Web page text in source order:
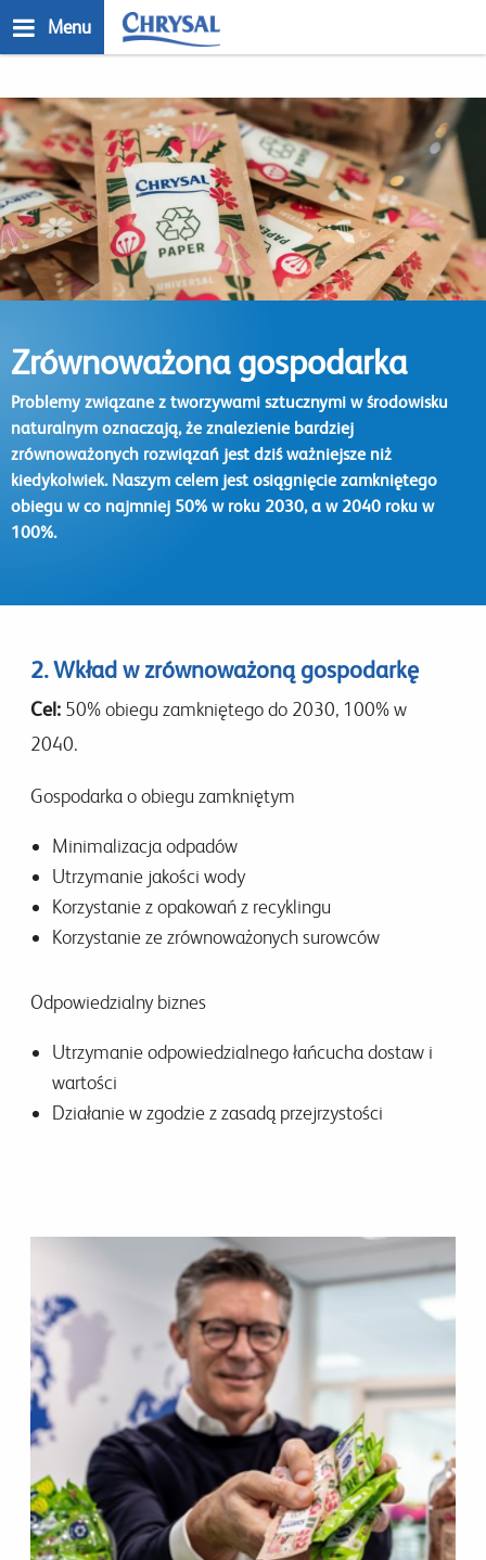
do
Menu
Zrównoważona gospodarka
Problemy związane z tworzywami sztucznymi w środowisku
naturalnym oznaczają, że znalezienie bardziej
zrównoważonych rozwiązań jest dziś ważniejsze niż
kiedykolwiek. Naszym celem jest osiągnięcie zamkniętego
obiegu w co najmniej 50% w roku 2030, a w 2040 roku w
100%.
2. Wkład w zrównoważoną gospodarkę
Cel: 50% obiegu zamkniętego do 2030, 100% w
2040.
Gospodarka o obiegu zamkniętym
Minimalizacja odpadów
Utrzymanie jakości wody
Korzystanie z opakowań z recyklingu
Korzystanie ze zrównoważonych surowców
Odpowiedzialny biznes
Utrzymanie odpowiedzialnego łańcucha dostaw i
wartości
Działanie w zgodzie z zasadą przejrzystości